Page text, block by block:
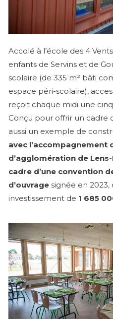
Accolé à l’école des 4
enfants de Servins et de
scolaire (de 335 m² bâti
espace péri-scolaire),
reçoit chaque midi une
Conçu pour offrir un cadre
aussi un exemple de
avec l’accompagnement
d’agglomération de Lens-
cadre d’une convention
d’ouvrage signée en
investissement de 1 685